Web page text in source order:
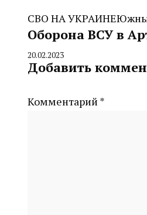
СВО НА УКРАИНЕ
Оборона ВСУ в
By
CHELINDUSTRY
20.02.2023
Добавить
Комментарий *